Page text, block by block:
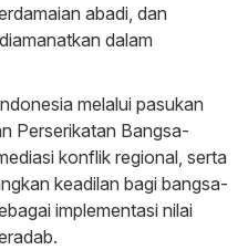
abadi, dan
dalam
melalui pasukan
Perserikatan Bangsa-
konflik regional, serta
keadilan bagi bangsa-
implementasi nilai